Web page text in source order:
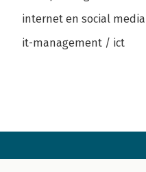
internet en social media
it-management / ict